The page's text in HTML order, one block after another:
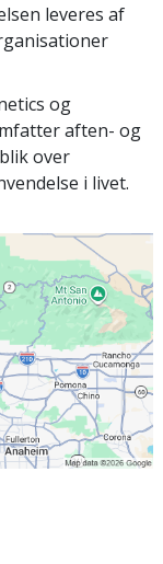
leveres af
og
aften- og
over
i livet.